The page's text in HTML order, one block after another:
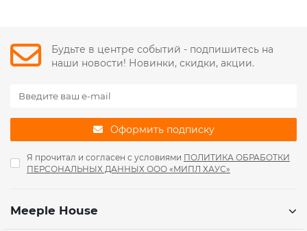
Будьте в центре событий - подпишитесь на
наши новости! Новинки, скидки, акции.
Оформить подписку
Я прочитал и согласен с условиями ПОЛИТИКА ОБРАБОТКИ
ПЕРСОНАЛЬНЫХ ДАННЫХ ООО «МИПЛ ХАУС»
Meeple House